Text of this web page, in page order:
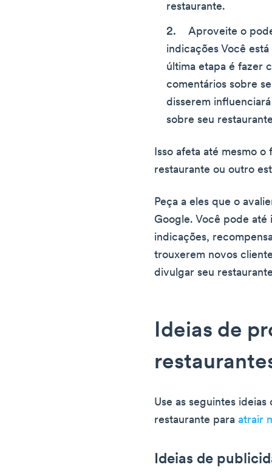
restaurante.
Aproveite o
indicações Você
última etapa é fazer
comentários sobre
disserem
sobre seu
Isso afeta até mesmo
restaurante ou outro
Peça a eles que o
Google. Você pode
indicações,
trouxerem novos
divulgar seu
Ideias de
Use as seguintes
restaurante paraatrair
Ideias de